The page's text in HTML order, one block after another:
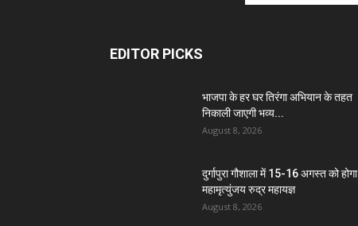
EDITOR PICKS
भाजपा के हर घर तिरंगा अभियान के तहत
निकाली जाएगी भव्य...
August 8, 2026
दुर्गापुरा गौशाला में 15-16 अगस्त को होगा
महामृत्युंजय रुद्र महायज्ञ
August 8, 2026